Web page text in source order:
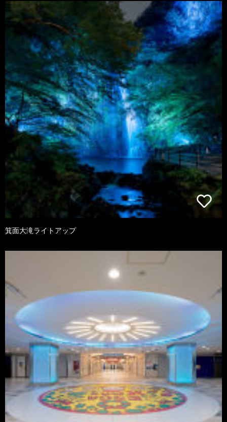
箕面大滝ライトアップ